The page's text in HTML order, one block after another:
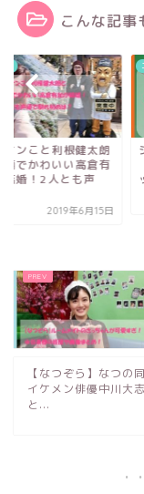
こんな記事
ケンこと利根健太朗
柄でかわいい高倉有
結婚！2人とも声
2019年6月15日
【なつぞら】なつの
イケメン俳優中川大
と...